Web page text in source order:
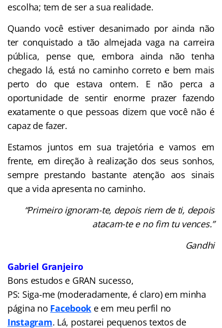
escolha; tem de ser a sua realidade.
Quando você estiver desanimado por ainda não
ter conquistado a tão almejada vaga na carreira
pública, pense que, embora ainda não tenha
chegado lá, está no caminho correto e bem mais
perto do que estava ontem. E não perca a
oportunidade de sentir enorme prazer fazendo
exatamente o que pessoas dizem que você não é
capaz de fazer.
Estamos juntos em sua trajetória e vamos em
frente, em direção à realização dos seus sonhos,
sempre prestando bastante atenção aos sinais
que a vida apresenta no caminho.
“Primeiro ignoram-te, depois riem de ti, depois
atacam-te e no fim tu vences.”
Gandhi
Gabriel Granjeiro
Bons estudos e GRAN sucesso,
PS: Siga-me (moderadamente, é claro) em minha
página no Facebook e em meu perfil no
Instagram. Lá, postarei pequenos textos de